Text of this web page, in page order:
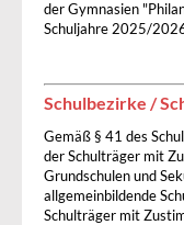
der Gymnasien
Schuljahre 2025/
Schulbezirke /
Gemäß § 41 des
der Schulträger mit
Grundschulen und
allgemeinbildende
Schulträger mit